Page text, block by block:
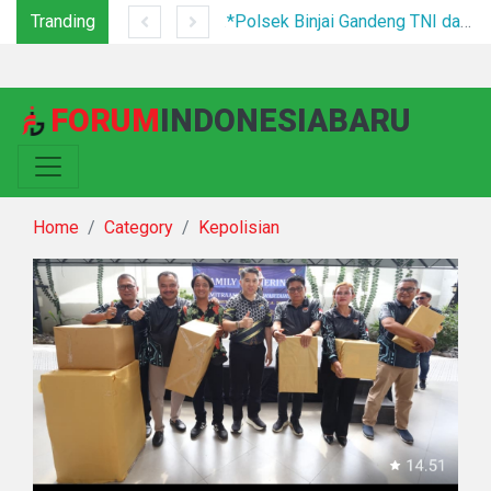
Tranding *Polsek Binjai Gandeng TNI dan Kepala Desa Grebek Sarang Narkoba*
FORUMINDONESIABARU
Home Category Kepolisian